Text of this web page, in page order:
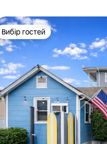
4,92 з 5, відгуки: 132
Вибір гостей
Вибір гостей